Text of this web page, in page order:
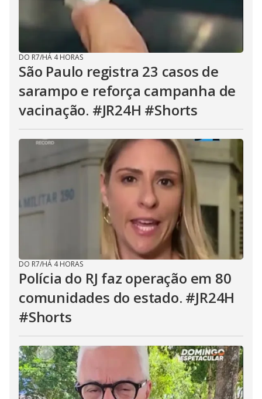
DO R7/HÁ 4 HORAS
São Paulo registra 23 casos de
sarampo e reforça campanha de
vacinação. #JR24H #Shorts
DO R7/HÁ 4 HORAS
Polícia do RJ faz operação em 80
comunidades do estado. #JR24H
#Shorts